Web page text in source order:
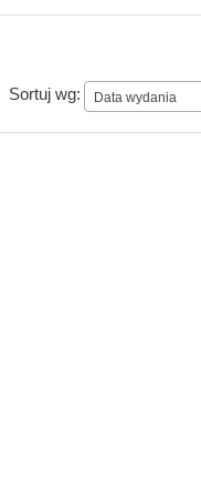
Sortuj wg: Data wydania
Data wydania